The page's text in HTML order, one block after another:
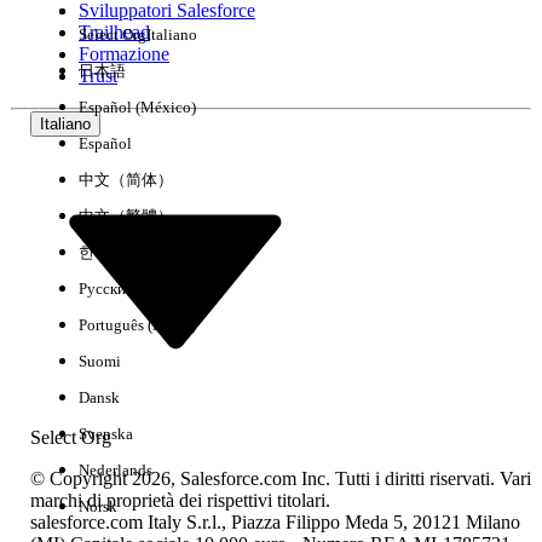
Esperienza
Nessun risultato
Sviluppatori Salesforce
Trailhead
Formazione
Trust
Italiano
Select Org
Select OrgItaliano
日本語
Español (México)
Español
中文（简体）
中文（繁體）
한국어
Русский
Português (Brasil)
Suomi
Dansk
Svenska
Nederlands
Norsk
© Copyright 2026, Salesforce.com Inc. Tutti i diritti riservati. Vari
marchi di proprietà dei rispettivi titolari.
salesforce.com Italy S.r.l., Piazza Filippo Meda 5, 20121 Milano